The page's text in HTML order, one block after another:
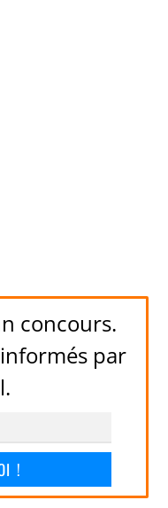
concours.
par
!